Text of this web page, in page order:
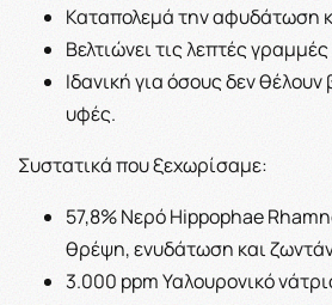
Καταπολεμά την αφυδάτωση
Βελτιώνει τις λεπτές γραμμές
Ιδανική για όσους δεν
υφές.
Συστατικά που ξεχωρίσαμε:
57,8% Νερό Hippophae
θρέψη, ενυδάτωση και
3.000 ppm Υαλουρονικό